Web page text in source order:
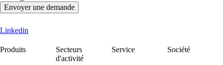
Envoyer une demande
Linkedin
Produits
Secteurs
d'activité
Service Société